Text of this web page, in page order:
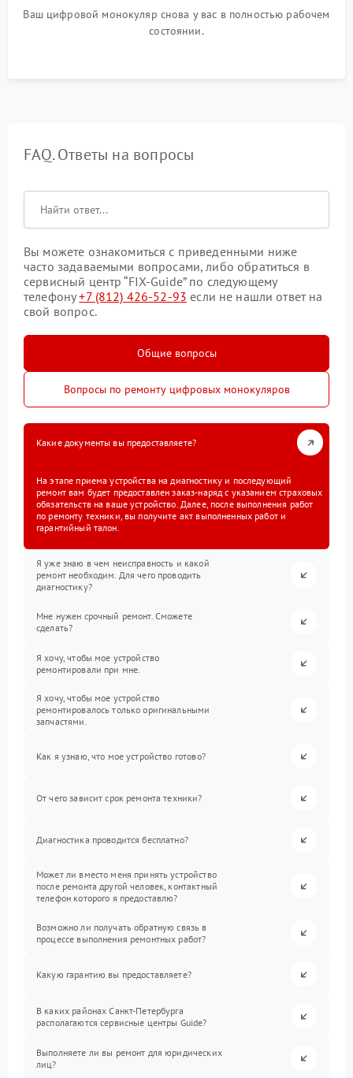
Ваш цифровой монокуляр снова у вас в полностью рабочем
состоянии.
FAQ. Ответы на вопросы
Вы можете ознакомиться с приведенными ниже
часто задаваемыми вопросами, либо обратиться в
сервисный центр “FIX-Guide” по следующему
телефону+7 (812) 426-52-93 если не нашли ответ на
свой вопрос.
Общие вопросы
Вопросы по ремонту цифровых монокуляров
Какие документы вы предоставляете?
На этапе приема устройства на диагностику и последующий
ремонт вам будет предоставлен заказ-наряд с указанием страховых
обязательств на ваше устройство. Далее, после выполнения работ
по ремонту техники, вы получите акт выполненных работ и
гарантийный талон.
Я уже знаю в чем неисправность и какой
ремонт необходим. Для чего проводить
диагностику?
Мне нужен срочный ремонт. Сможете
сделать?
Я хочу, чтобы мое устройство
ремонтировали при мне.
Я хочу, чтобы мое устройство
ремонтировалось только оригинальными
запчастями.
Как я узнаю, что мое устройство готово?
От чего зависит срок ремонта техники?
Диагностика проводится бесплатно?
Может ли вместо меня принять устройство
после ремонта другой человек, контактный
телефон которого я предоставлю?
Возможно ли получать обратную связь в
процессе выполнения ремонтных работ?
Какую гарантию вы предоставляете?
В каких районах Санкт-Петербурга
располагаются сервисные центры Guide?
Выполняете ли вы ремонт для юридических
лиц?